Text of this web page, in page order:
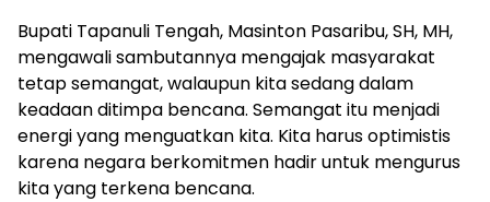
Bupati Tapanuli Tengah, Masinton Pasaribu, SH, MH,
mengawali sambutannya mengajak masyarakat
tetap semangat, walaupun kita sedang dalam
keadaan ditimpa bencana. Semangat itu menjadi
energi yang menguatkan kita. Kita harus optimistis
karena negara berkomitmen hadir untuk mengurus
kita yang terkena bencana.